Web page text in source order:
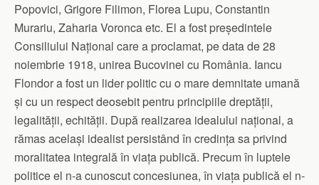
Popovici, Grigore Filimon, Florea Lupu, Constantin
Murariu, Zaharia Voronca etc. El a fost președintele
Consiliului Național care a proclamat, pe data de 28
noiembrie 1918, unirea Bucovinei cu România. Iancu
Flondor a fost un lider politic cu o mare demnitate umană
și cu un respect deosebit pentru principiile dreptății,
legalității, echității. După realizarea idealului național, a
rămas același idealist persistând în credința sa privind
moralitatea integrală în viața publică. Precum în luptele
politice el n-a cunoscut concesiunea, în viața publică el n-